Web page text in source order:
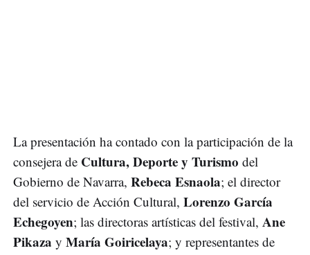
La presentación ha contado con la participación de la
consejera de Cultura, Deporte y Turismo del
Gobierno de Navarra, Rebeca Esnaola; el director
del servicio de Acción Cultural, Lorenzo García
Echegoyen; las directoras artísticas del festival, Ane
Pikaza y María Goiricelaya; y representantes de